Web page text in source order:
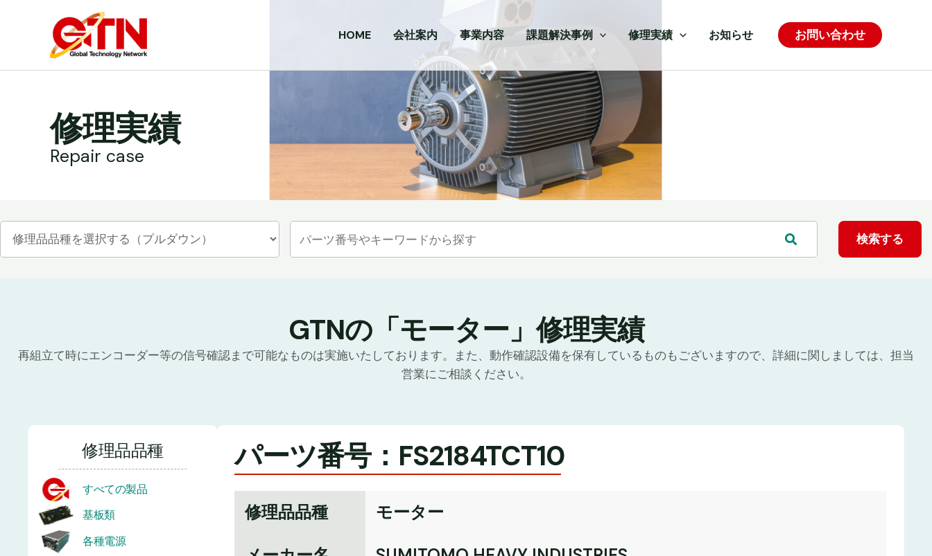
HOME 会社案内 事業内容 課題解決事例 修理実績 お知らせ お問い合わせ
修理実績
Repair case
GTNの「モーター」修理実績
再組立て時にエンコーダー等の信号確認まで可能なものは実施いたしております。また、動作確認設備を保有しているものもございますので、詳細に関しましては、担当
営業にご相談ください。
修理品品種
すべての製品
基板類
各種電源
パーツ番号：FS2184TCT10
修理品品種
モーター